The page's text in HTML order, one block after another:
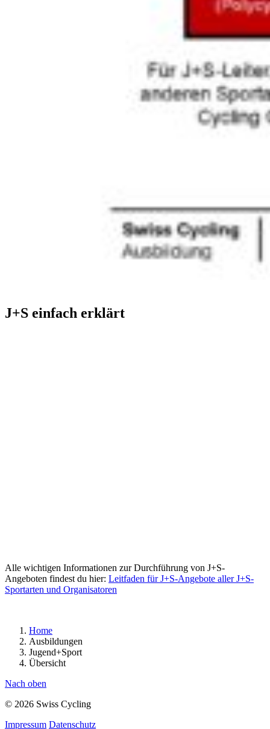
J+S einfach erklärt
Alle wichtigen Informationen zur Durchführung von J+S-
Angeboten findest du hier: Leitfaden für J+S-Angebote aller J+S-
Sportarten und Organisatoren
Home
Ausbildungen
Jugend+Sport
Übersicht
Nach oben
© 2026 Swiss Cycling
Impressum Datenschutz